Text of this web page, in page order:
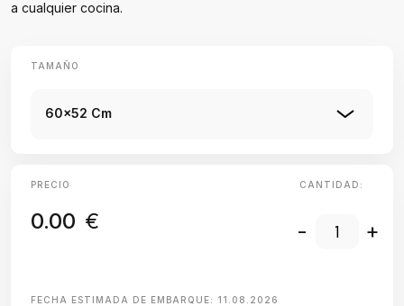
a cualquier cocina.
TAMAÑO
60x52 Cm
PRECIO
0.00 €
CANTIDAD:
- +
FECHA ESTIMADA DE EMBARQUE: 11.08.2026